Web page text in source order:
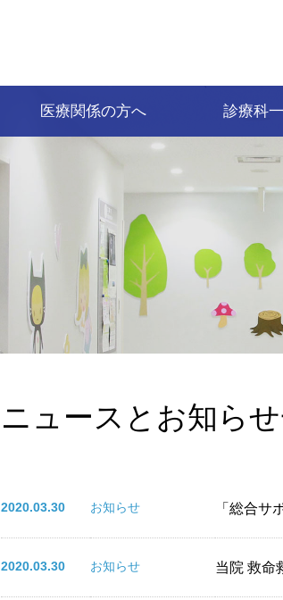
医療関係の方へ 診療科
ニュースとお知ら
2020.03.30 お知らせ 「総合サ
2020.03.30 お知らせ 当院 救命